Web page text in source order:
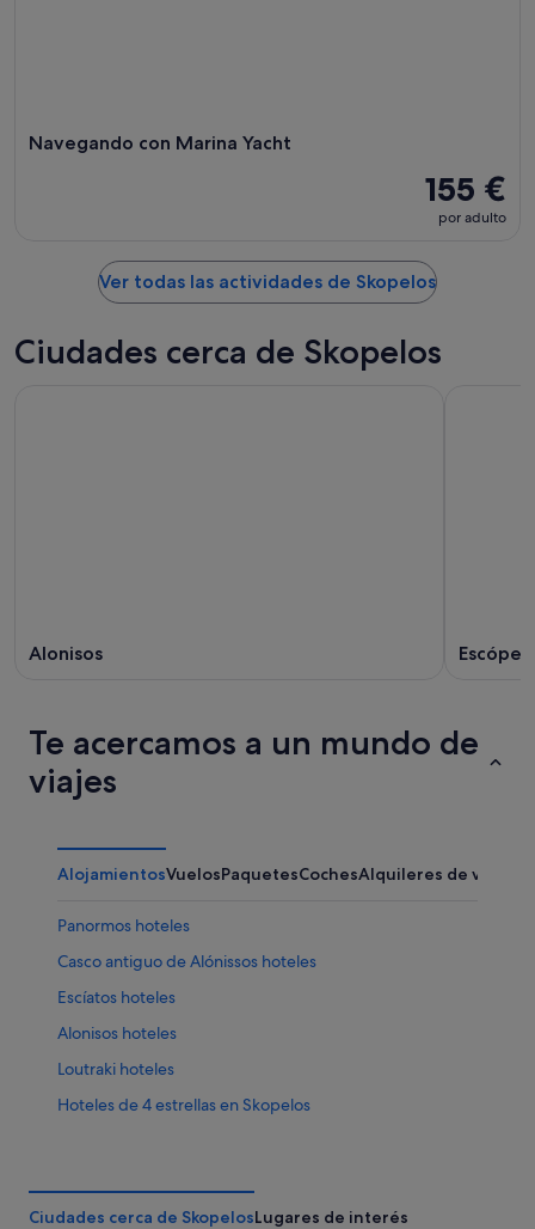
Navegando con Marina Yacht
155 €
por adulto
Ver todas las actividades de Skopelos
Ciudades cerca de Skopelos
Alonisos
Te acercamos a un mundo de
viajes
AlojamientosVuelosPaquetesCochesAlquileres de
Panormos hoteles
Casco antiguo de Alónissos hoteles
Escíatos hoteles
Alonisos hoteles
Loutraki hoteles
Hoteles de 4 estrellas en Skopelos
Patitiri hoteles
Ciudades cerca de SkopelosLugares de interés